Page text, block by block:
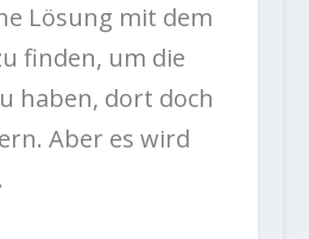
Lösung mit dem
finden, um die
haben, dort doch
Aber es wird